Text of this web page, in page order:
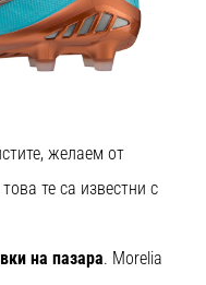
желаем от
те са известни с
на пазара. Morelia